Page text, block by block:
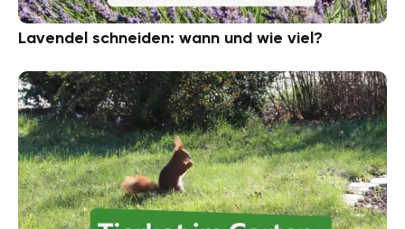
Lavendel schneiden: wann und wie viel?